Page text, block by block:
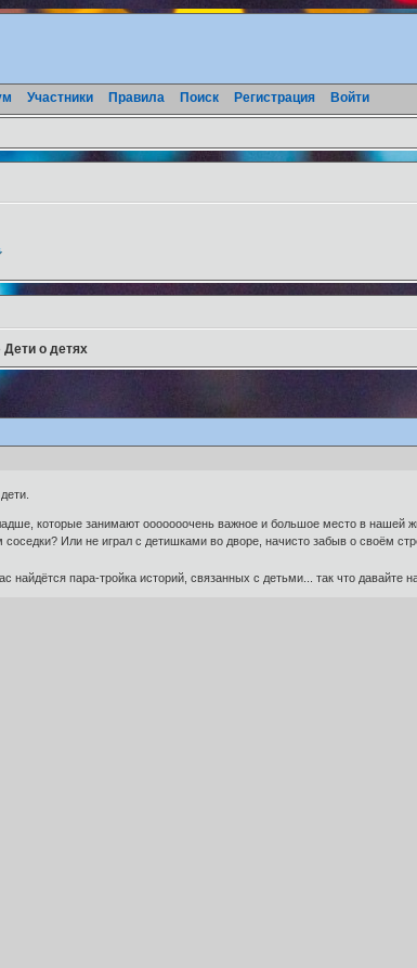
Участники Правила Поиск Регистрация Войти
Дети о детях
которые занимают ооооооочень важное и большое место в нашей
Или не играл с детишками во дворе, начисто забыв о своём
найдётся пара-тройка историй, связанных с детьми... так что давайте